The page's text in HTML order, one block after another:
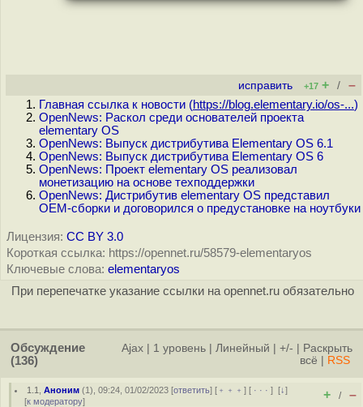
исправить +17 + / –
Главная ссылка к новости (https://blog.elementary.io/os-...)
OpenNews: Раскол среди основателей проекта
elementary OS
OpenNews: Выпуск дистрибутива Elementary OS 6.1
OpenNews: Выпуск дистрибутива Elementary OS 6
OpenNews: Проект elementary OS реализовал
монетизацию на основе техподдержки
OpenNews: Дистрибутив elementary OS представил
OEM-сборки и договорился о предустановке на ноутбуки
Лицензия: CC BY 3.0
Короткая ссылка: https://opennet.ru/58579-elementaryos
Ключевые слова: elementaryos
При перепечатке указание ссылки на opennet.ru обязательно
Обсуждение
(136)
Ajax 1 уровень Линейный +/-
Раскрыть
всё
RSS
1.1 ,Аноним (1), 09:24, 01/02/2023 [ответить] [ ﹢﹢﹢] [ · · ·][↓]
[к модератору] + / –